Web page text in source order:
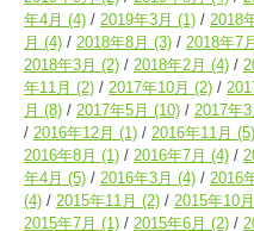
年4月 (4) 2019年3月 (1) 2018
月 (4) 2018年8月 (3) 2018年7
2018年3月 (2) 2018年2月 (4)
年11月 (2) 2017年10月 (2)
月 (8) 2017年5月 (10) 2017年3
2016年12月 (1) 2016年11月 (5)
2016年8月 (1) 2016年7月 (4)
年4月 (5) 2016年3月 (4) 2016
(4)
2015年11月 (2) 2015年10月
2015年7月 (1) 2015年6月 (2)